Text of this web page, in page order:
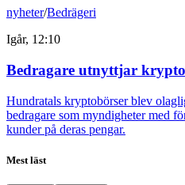
nyheter/Bedrägeri
Igår, 12:10
Bedragare utnyttjar
Hundratals kryptobörser blev
bedragare som myndigheter med
kunder på deras pengar.
Mest läst